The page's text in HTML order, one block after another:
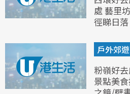
處 藝里
徑睇日落
戶外郊遊
粉嶺好
景點美